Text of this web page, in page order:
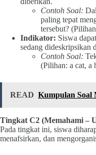
Contoh Soal:
paling tepat
tersebut?
Indikator: Siswa
sedang dideskripsikan
Contoh Soal:
(Pilihan: a cat, a
READ Kumpulan Soal
Tingkat C2 (Memahami –
Pada tingkat ini, siswa
menafsirkan, dan